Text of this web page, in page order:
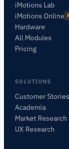
iMotions Lab
iMotions Online
Hardware
All Modules
Pricing
SOLUTIONS
Customer Stories
Academia
Market Research
UX Research咨询研